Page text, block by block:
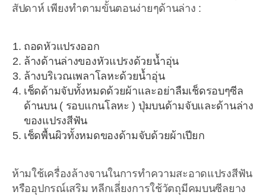
สัปดาห์ เพียงทำตามขั้นตอนง่ายๆด้านล่าง :
ถอดหัวแปรงออก
ล้างด้านล่างของหัวแปรงด้วยน้ำอุ่น
ล้างบริเวณเพลาโลหะด้วยน้ำอุ่น
เช็ดด้ามจับทั้งหมดด้วยผ้าและอย่าลืมเช็ดรอบๆซีล
ด้านบน ( รอบแกนโลหะ ) ปุ่มบนด้ามจับและด้านล่าง
ของแปรงสีฟัน
เช็ดพื้นผิวทั้งหมดของด้ามจับด้วยผ้าเปียก
ห้ามใช้เครื่องล้างจานในการทำความสะอาดแปรงสีฟัน
หรืออุปกรณ์เสริม หลีกเลี่ยงการใช้วัตถุมีคมบนซีลยาง